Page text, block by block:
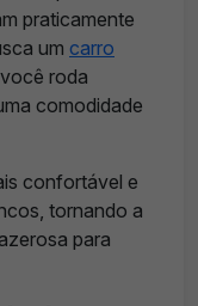
praticamente
um carro
roda
comodidade
confortável e
tornando a
para